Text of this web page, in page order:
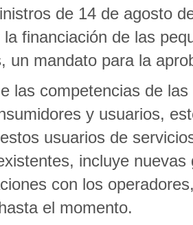
de 14 de agosto
financiación de las
un mandato para la
las competencias de
y usuarios,
usuarios de
incluye
con los
el momento.